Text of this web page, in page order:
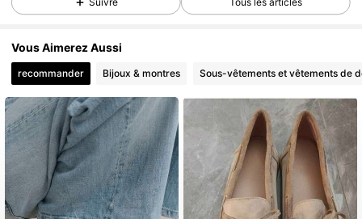
Vous Aimerez Aussi
recommander Bijoux & montres Sous-vêtements et vêtements de